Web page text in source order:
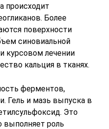
происходит
Более
поверхности
синовиальной
курсовом лечении
кальция в тканях.
ферментов,
Гель и мазь выпуска в
Это
выполняет роль